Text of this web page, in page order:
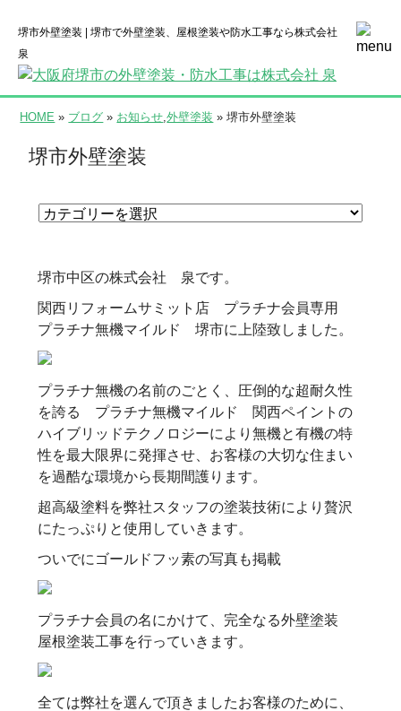
堺市外壁塗装 | 堺市で外壁塗装、屋根塗装や防水工事なら株式会社
泉
HOME » ブログ » お知らせ,外壁塗装 » 堺市外壁塗装
堺市外壁塗装
堺市中区の株式会社 泉です。
関西リフォームサミット店 プラチナ会員専用
プラチナ無機マイルド 堺市に上陸致しました。
プラチナ無機の名前のごとく、圧倒的な超耐久性
を誇る プラチナ無機マイルド 関西ペイントの
ハイブリッドテクノロジーにより無機と有機の特
性を最大限界に発揮させ、お客様の大切な住まい
を過酷な環境から長期間護ります。
超高級塗料を弊社スタッフの塗装技術により贅沢
にたっぷりと使用していきます。
ついでにゴールドフッ素の写真も掲載
プラチナ会員の名にかけて、完全なる外壁塗装
屋根塗装工事を行っていきます。
全ては弊社を選んで頂きましたお客様のために、